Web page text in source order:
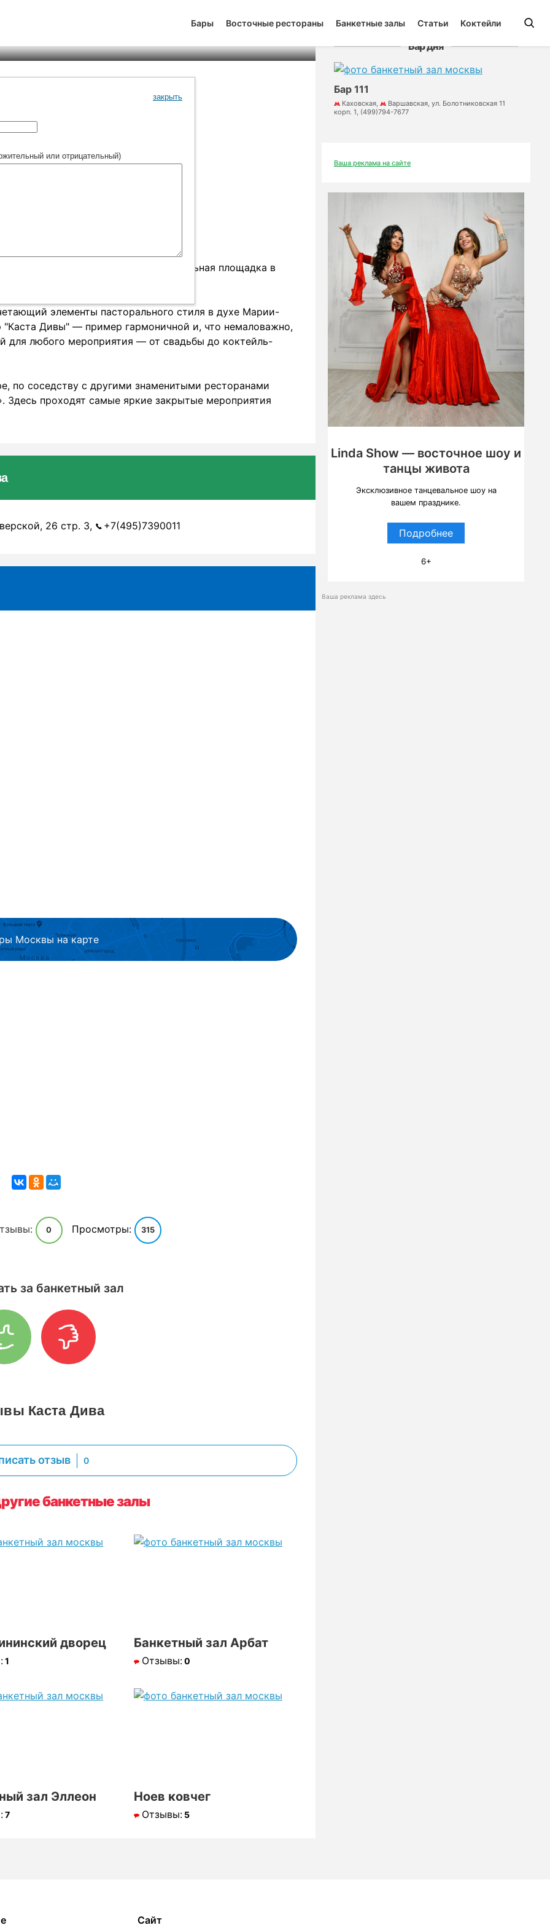
Бары Восточные рестораны Банкетные залы Статьи Коктейли
закрыть
или отрицательный)
универсальная и многофункциональная площадка в
элементы пасторального стиля в духе Марии-
"Каста Дивы" — пример гармоничной и, что немаловажно,
для любого мероприятия — от свадьбы до коктейль-
по соседству с другими знаменитыми ресторанами
Здесь проходят самые яркие закрытые мероприятия
26 стр. 3, +7(495)7390011
Москвы на карте
0 Просмотры: 315
за банкетный зал
Каста Дива
отзыв 0
банкетные залы
дворец
1
Банкетный зал Арбат
Отзывы:0
зал Эллеон
7
Ноев ковчег
Отзывы:5
Бар дня
Бар 111
Каховская,
Варшавская, ул. Болотниковская 11
корп. 1, (499)794-7677
Ваша реклама на сайте
Linda Show — восточное шоу и
танцы живота
Эксклюзивное танцевальное шоу на
вашем празднике.
Подробнее
6+
Ваша реклама здесь
Сайт